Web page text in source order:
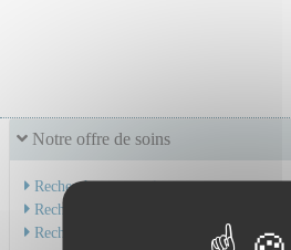
Notre offre de soins
Recherche par service
Recherche par spécialité
Recherche par médecin